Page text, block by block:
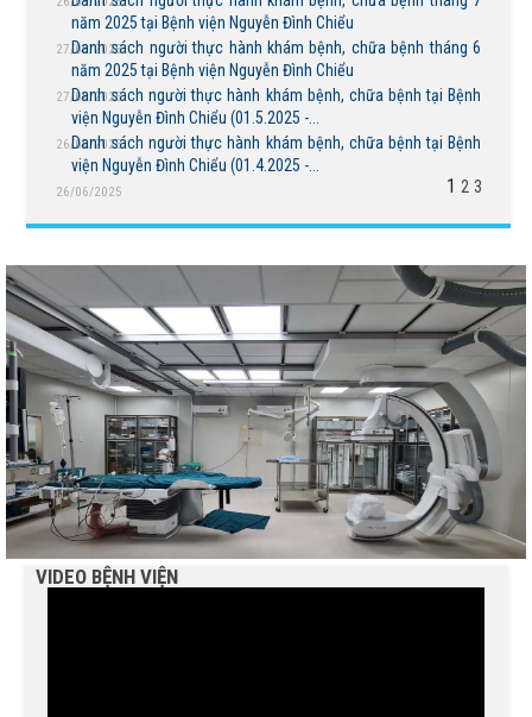
năm 2025 tại Bệnh viện Nguyễn Đình Chiểu
27/08/2025
Danh sách người thực hành khám bệnh, chữa bệnh tháng 6
năm 2025 tại Bệnh viện Nguyễn Đình Chiểu
27/08/2025
Danh sách người thực hành khám bệnh, chữa bệnh tại Bệnh
viện Nguyễn Đình Chiểu (01.5.2025 -...
26/06/2025
Danh sách người thực hành khám bệnh, chữa bệnh tại Bệnh
viện Nguyễn Đình Chiểu (01.4.2025 -...
26/06/2025 1 2 3
VIDEO BỆNH VIỆN